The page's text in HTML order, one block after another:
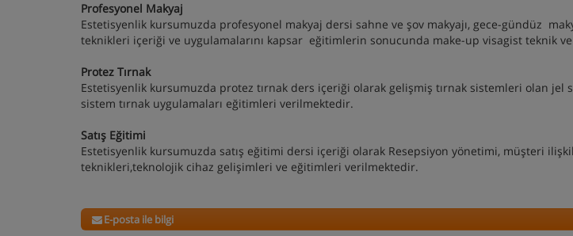
Profesyonel Makyaj
Estetisyenlik kursumuzda profesyonel makyaj dersi sahne ve şov makyajı, gece-gündüz
teknikleri içeriği ve uygulamalarını kapsar eğitimlerin sonucunda make-up visagist teknik
Protez Tırnak
Estetisyenlik kursumuzda protez tırnak ders içeriği olarak gelişmiş tırnak sistemleri olan jel
sistem tırnak uygulamaları eğitimleri verilmektedir.
Satış Eğitimi
Estetisyenlik kursumuzda satış eğitimi dersi içeriği olarak Resepsiyon yönetimi, müşteri
teknikleri,teknolojik cihaz gelişimleri ve eğitimleri verilmektedir.
E-posta ile bilgi